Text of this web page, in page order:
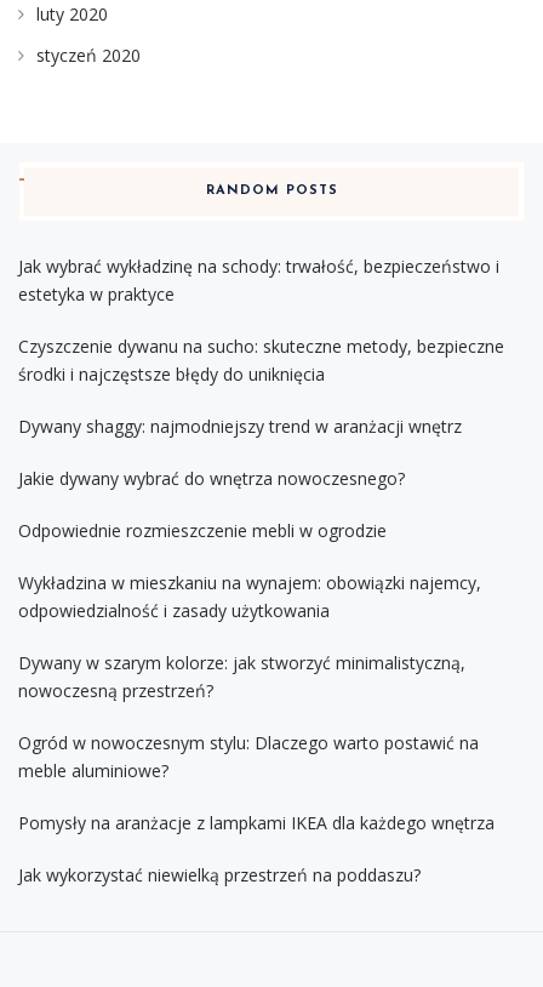
luty 2020
styczeń 2020
RANDOM POSTS
Jak wybrać wykładzinę na schody: trwałość, bezpieczeństwo i
estetyka w praktyce
Czyszczenie dywanu na sucho: skuteczne metody, bezpieczne
środki i najczęstsze błędy do uniknięcia
Dywany shaggy: najmodniejszy trend w aranżacji wnętrz
Jakie dywany wybrać do wnętrza nowoczesnego?
Odpowiednie rozmieszczenie mebli w ogrodzie
Wykładzina w mieszkaniu na wynajem: obowiązki najemcy,
odpowiedzialność i zasady użytkowania
Dywany w szarym kolorze: jak stworzyć minimalistyczną,
nowoczesną przestrzeń?
Ogród w nowoczesnym stylu: Dlaczego warto postawić na
meble aluminiowe?
Pomysły na aranżacje z lampkami IKEA dla każdego wnętrza
Jak wykorzystać niewielką przestrzeń na poddaszu?